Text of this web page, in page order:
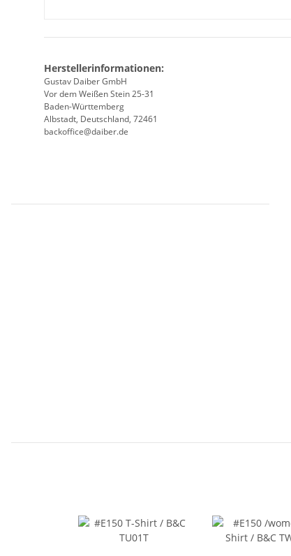
Herstellerinformationen:
Gustav Daiber GmbH
Vor dem Weißen Stein 25-31
Baden-Württemberg
Albstadt, Deutschland, 72461
backoffice@daiber.de